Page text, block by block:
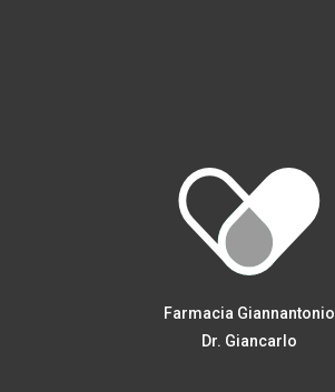
Farmacia Giannantonio
Dr. Giancarlo